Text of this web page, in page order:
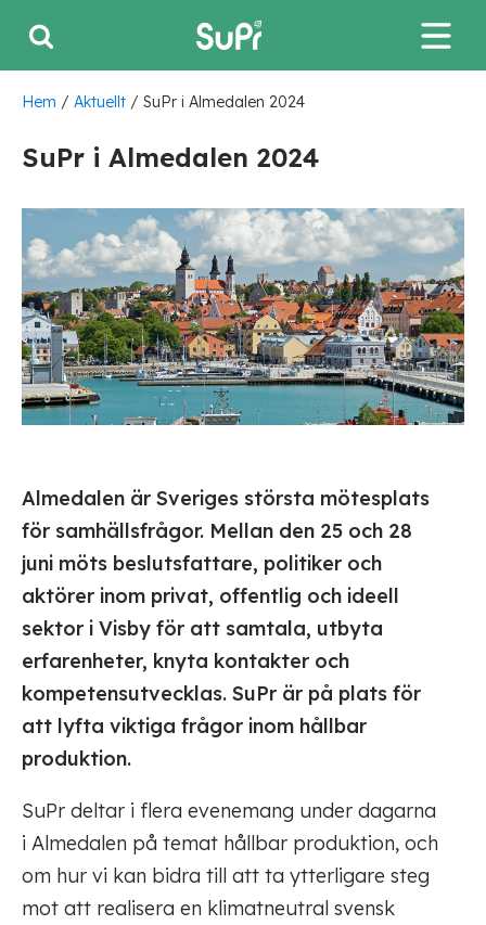
Hem / Aktuellt / SuPr i Almedalen 2024
SuPr i Almedalen 2024
Almedalen är Sveriges största mötesplats
för samhällsfrågor. Mellan den 25 och 28
juni möts beslutsfattare, politiker och
aktörer inom privat, offentlig och ideell
sektor i Visby för att samtala, utbyta
erfarenheter, knyta kontakter och
kompetensutvecklas. SuPr är på plats för
att lyfta viktiga frågor inom hållbar
produktion.
SuPr deltar i flera evenemang under dagarna
i Almedalen på temat hållbar produktion, och
om hur vi kan bidra till att ta ytterligare steg
mot att realisera en klimatneutral svensk